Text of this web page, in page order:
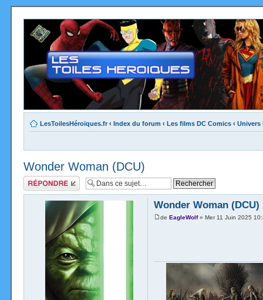
LesToilesHéroïques.fr ‹ Index du forum ‹ Les films DC Comics ‹ Univers
Wonder Woman (DCU)
Répondre
Wonder Woman (DCU)
de EagleWolf» Mer 11 Juin 2025